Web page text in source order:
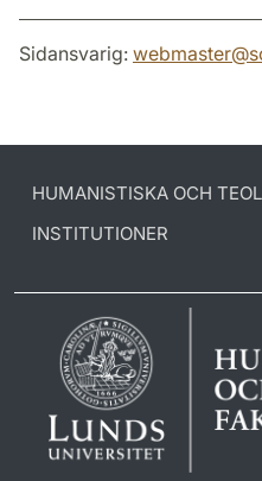
Sidansvarig: webmaster@
HUMANISTISKA OCH
INSTITUTIONER